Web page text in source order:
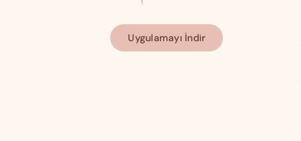
Uygulamayı İndir